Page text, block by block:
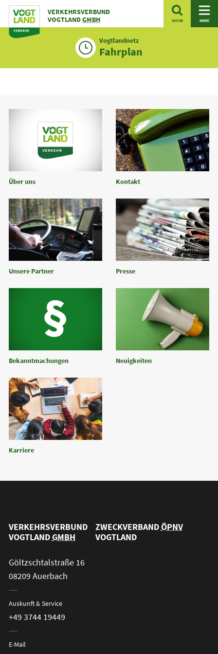
Zum
Inhalt
VERKEHRSVERBUND
VOGTLANDGMBH SUCHE MENÜ
Vogtlandnetz
Fahrplan
Über uns Kontakt
Unsere Partner Presse
Bekanntmachungen Neuigkeiten
Karriere
VERKEHRSVERBUND
VOGTLANDGMBH
ZWECKVERBANDÖPNV
VOGTLAND
Göltzschtalstraße 16
08209 Auerbach
Auskunft & Service
+49 3744 19449
E-Mail